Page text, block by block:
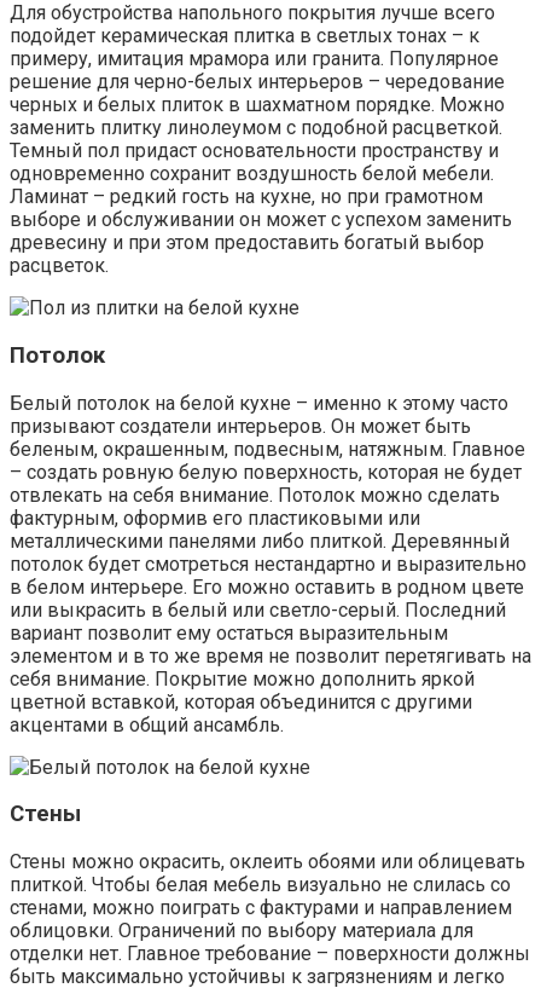
Для обустройства напольного покрытия лучше всего
подойдет керамическая плитка в светлых тонах – к
примеру, имитация мрамора или гранита. Популярное
решение для черно-белых интерьеров – чередование
черных и белых плиток в шахматном порядке. Можно
заменить плитку линолеумом с подобной расцветкой.
Темный пол придаст основательности пространству и
одновременно сохранит воздушность белой мебели.
Ламинат – редкий гость на кухне, но при грамотном
выборе и обслуживании он может с успехом заменить
древесину и при этом предоставить богатый выбор
расцветок.
Потолок
Белый потолок на белой кухне – именно к этому часто
призывают создатели интерьеров. Он может быть
беленым, окрашенным, подвесным, натяжным. Главное
– создать ровную белую поверхность, которая не будет
отвлекать на себя внимание. Потолок можно сделать
фактурным, оформив его пластиковыми или
металлическими панелями либо плиткой. Деревянный
потолок будет смотреться нестандартно и выразительно
в белом интерьере. Его можно оставить в родном цвете
или выкрасить в белый или светло-серый. Последний
вариант позволит ему остаться выразительным
элементом и в то же время не позволит перетягивать на
себя внимание. Покрытие можно дополнить яркой
цветной вставкой, которая объединится с другими
акцентами в общий ансамбль.
Стены
Стены можно окрасить, оклеить обоями или облицевать
плиткой. Чтобы белая мебель визуально не слилась со
стенами, можно поиграть с фактурами и направлением
облицовки. Ограничений по выбору материала для
отделки нет. Главное требование – поверхности должны
быть максимально устойчивы к загрязнениям и легко